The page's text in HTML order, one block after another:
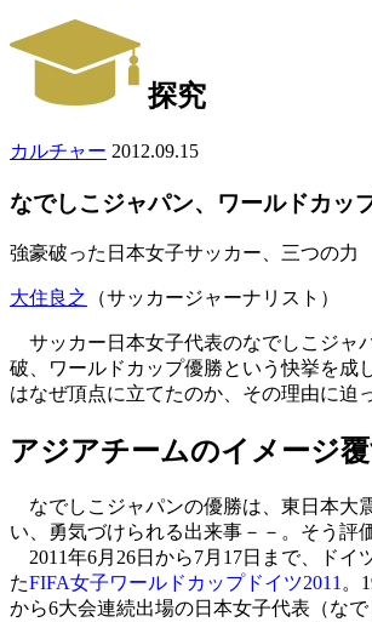
探究
カルチャー 2012.09.15
なでしこジャパン、ワールドカッ
強豪破った日本女子サッカー、三つの力
大住良之 （サッカージャーナリスト）
サッカー日本女子代表のなでしこジャ
破、ワールドカップ優勝という快挙を成
はなぜ頂点に立てたのか、その理由に迫
アジアチームのイメージ
なでしこジャパンの優勝は、東日本大
い、勇気づけられる出来事－－。そう評
2011年6月26日から7月17日まで、ドイ
たFIFA女子ワールドカップドイツ2011 。
から6大会連続出場の日本女子代表（なで